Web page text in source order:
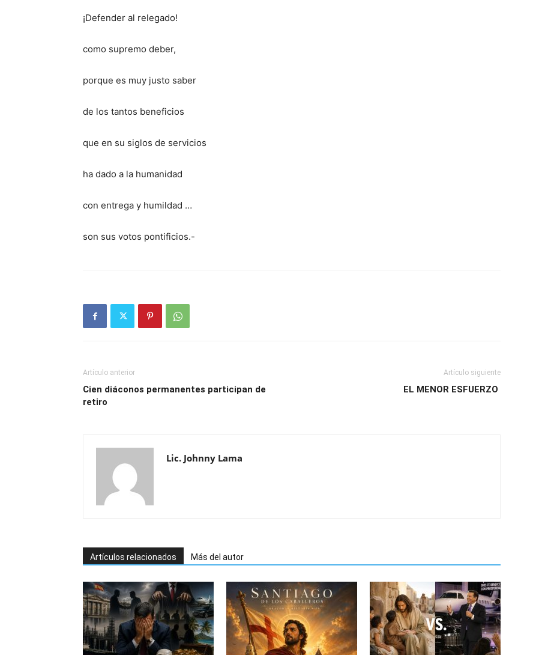
¡Defender al relegado!
como supremo deber,
porque es muy justo saber
de los tantos beneficios
que en su siglos de servicios
ha dado a la humanidad
con entrega y humildad …
son sus votos pontificios.-
Artículo anterior
Cien diáconos permanentes participan de
retiro
Artículo siguiente
EL MENOR ESFUERZO
Lic. Johnny Lama
Artículos relacionados Más del autor